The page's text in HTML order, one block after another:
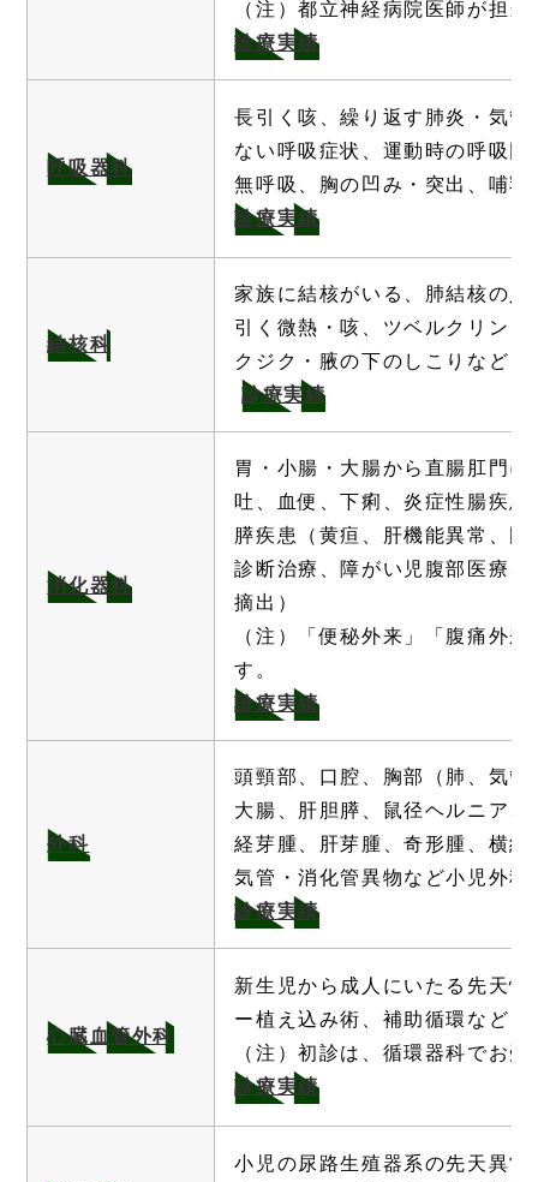
（注）都立神経病院医師が担当
診療実績
呼吸器科
長引く咳、繰り返す肺炎・気
ない呼吸症状、運動時の呼吸
無呼吸、胸の凹み・突出、哺
診療実績
結核科
家族に結核がいる、肺結核の
引く微熱・咳、ツベルクリン
クジク・腋の下のしこりなど
診療実績
消化器科
胃・小腸・大腸から直腸肛門
吐、血便、下痢、炎症性腸疾
膵疾患（黄疸、肝機能異常、
診断治療、障がい児腹部医療
摘出）
（注）「便秘外来」「腹痛外
す。
診療実績
外科
頭頸部、口腔、胸部（肺、気
大腸、肝胆膵、鼠径ヘルニア
経芽腫、肝芽腫、奇形腫、横
気管・消化管異物など小児外科
診療実績
心臓血管外科
新生児から成人にいたる先天
ー植え込み術、補助循環など
（注）初診は、循環器科でお
診療実績
小児の尿路生殖器系の先天異